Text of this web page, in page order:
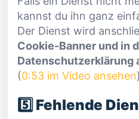
kannst du ihn ganz
Der Dienst wird
Cookie-Banner und in
Datenschutzerklärung
(0:53 im Video ansehen)
5️⃣ Fehlende